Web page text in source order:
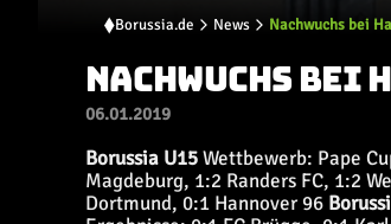
Borussia.de News Nachwuchs bei
NACHWUCHS BEI
06.01.2019
Borussia U15Wettbewerb: Pape
Magdeburg, 1:2 Randers FC, 1:2
Dortmund, 0:1 Hannover 96